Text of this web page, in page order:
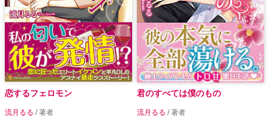
恋するフェロモン
流月るる / 著者
君のすべては僕のもの
流月るる / 著者